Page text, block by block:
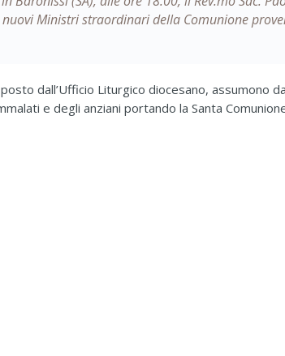
Ministristraordinaridella Comunione
dall’Ufficio Liturgico diocesano, assumono
e degli anziani portando la Santa